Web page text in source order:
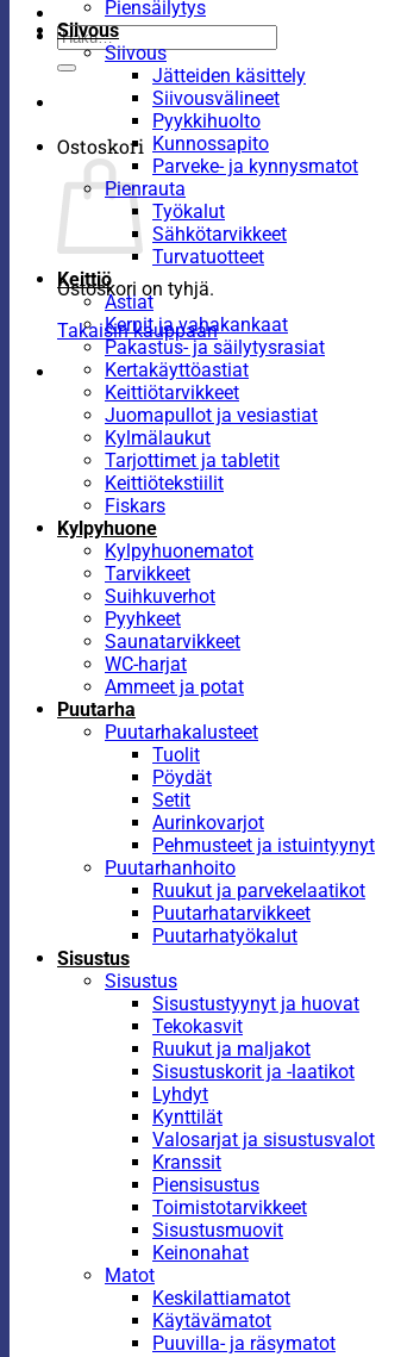
Etsi:
Ostoskori
Ostoskori on tyhjä.
Takaisin kauppaan
Piensäilytys
Siivous
Siivous
Jätteiden käsittely
Siivousvälineet
Pyykkihuolto
Kunnossapito
Parveke- ja kynnysmatot
Pienrauta
Työkalut
Sähkötarvikkeet
Turvatuotteet
Keittiö
Astiat
Kernit ja vahakankaat
Pakastus- ja säilytysrasiat
Kertakäyttöastiat
Keittiötarvikkeet
Juomapullot ja vesiastiat
Kylmälaukut
Tarjottimet ja tabletit
Keittiötekstiilit
Fiskars
Kylpyhuone
Kylpyhuonematot
Tarvikkeet
Suihkuverhot
Pyyhkeet
Saunatarvikkeet
WC-harjat
Ammeet ja potat
Puutarha
Puutarhakalusteet
Tuolit
Pöydät
Setit
Aurinkovarjot
Pehmusteet ja istuintyynyt
Puutarhanhoito
Ruukut ja parvekelaatikot
Puutarhatarvikkeet
Puutarhatyökalut
Sisustus
Sisustus
Sisustustyynyt ja huovat
Tekokasvit
Ruukut ja maljakot
Sisustuskorit ja -laatikot
Lyhdyt
Kynttilät
Valosarjat ja sisustusvalot
Kranssit
Piensisustus
Toimistotarvikkeet
Sisustusmuovit
Keinonahat
Matot
Keskilattiamatot
Käytävämatot
Puuvilla- ja räsymatot